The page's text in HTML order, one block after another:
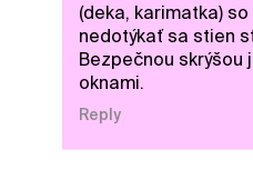
(deka, karimatka)
nedotýkať sa stien
Bezpečnou skrýšou
oknami.
Reply